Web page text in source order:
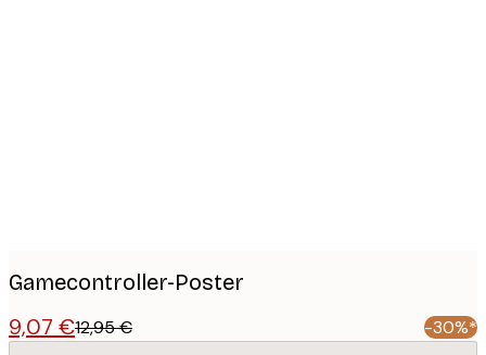
Gamecontroller-Poster
9,07 €12,95 € -30%*